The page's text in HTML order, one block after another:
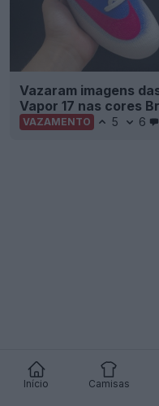
Início Camisas
Vazaram imagens
Vapor 17 nas cores
VAZAMENTO 5 6